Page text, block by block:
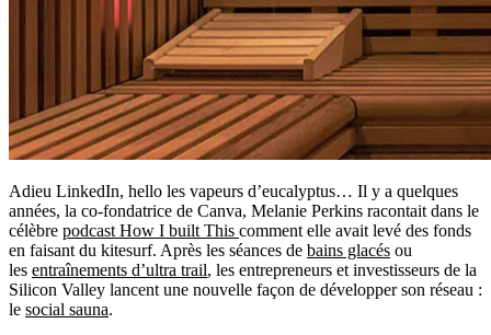
Adieu LinkedIn, hello les vapeurs d’eucalyptus… Il y a quelques
années, la co-fondatrice de Canva, Melanie Perkins racontait dans le
célèbre podcast How I built This comment elle avait levé des fonds
en faisant du kitesurf. Après les séances de bains glacés ou
les entraînements d’ultra trail, les entrepreneurs et investisseurs de la
Silicon Valley lancent une nouvelle façon de développer son réseau :
le social sauna.